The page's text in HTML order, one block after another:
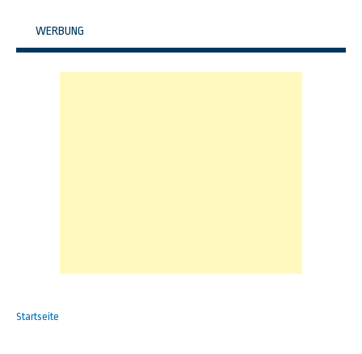
WERBUNG
Startseite